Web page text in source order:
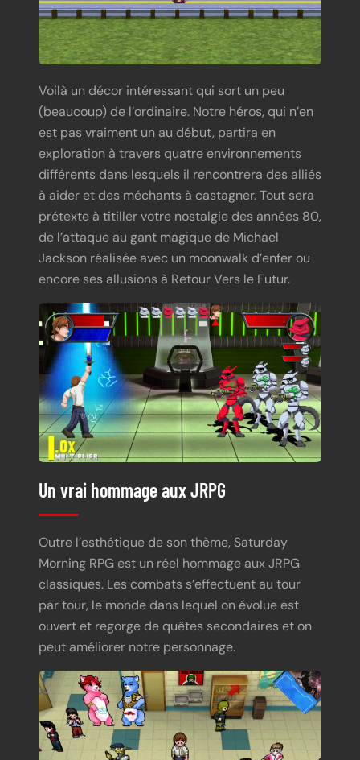
Voilà un décor intéressant qui sort un peu
(beaucoup) de l’ordinaire. Notre héros, qui n’en
est pas vraiment un au début, partira en
exploration à travers quatre environnements
différents dans lesquels il rencontrera des alliés
à aider et des méchants à castagner. Tout sera
prétexte à titiller votre nostalgie des années 80,
de l’attaque au gant magique de Michael
Jackson réalisée avec un moonwalk d’enfer ou
encore ses allusions à Retour Vers le Futur.
Un vrai hommage aux JRPG
Outre l’esthétique de son thème, Saturday
Morning RPG est un réel hommage aux JRPG
classiques. Les combats s’effectuent au tour
par tour, le monde dans lequel on évolue est
ouvert et regorge de quêtes secondaires et on
peut améliorer notre personnage.